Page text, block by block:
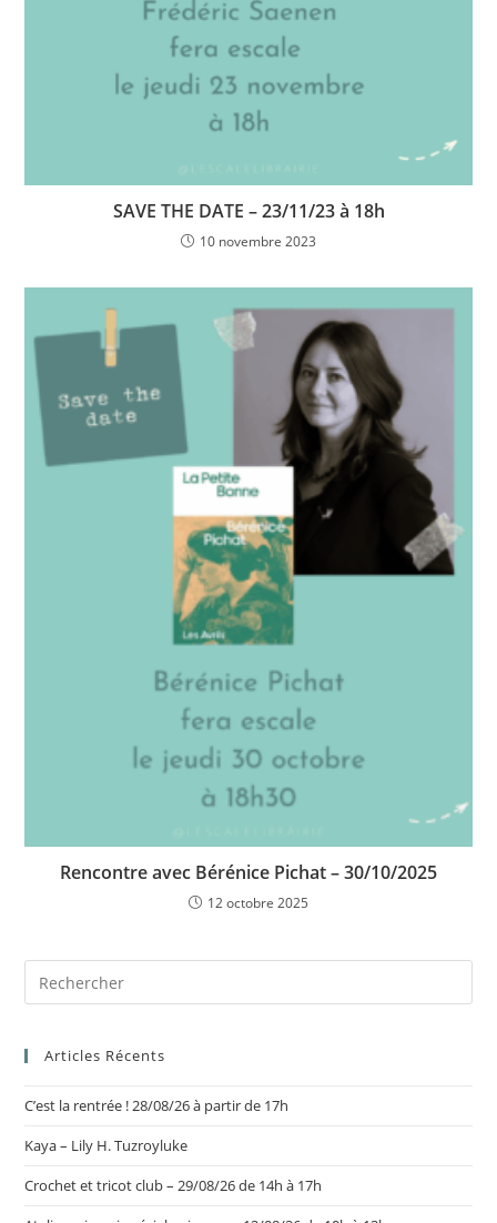
SAVE THE DATE – 23/11/23 à 18h
10 novembre 2023
Rencontre avec Bérénice Pichat – 30/10/2025
12 octobre 2025
Articles Récents
C’est la rentrée ! 28/08/26 à partir de 17h
Kaya – Lily H. Tuzroyluke
Crochet et tricot club – 29/08/26 de 14h à 17h